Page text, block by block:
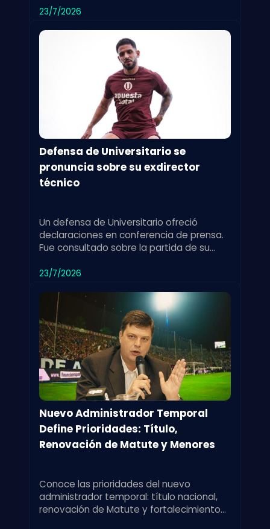
23/7/2026
Defensa de Universitario se
pronuncia sobre su exdirector
técnico
Un defensa de Universitario ofreció
declaraciones en conferencia de prensa.
Fue consultado sobre la partida de su
equipo.
23/7/2026
Nuevo Administrador Temporal
Define Prioridades: Título,
Renovación de Matute y Menores
Conoce las prioridades del nuevo
administrador temporal: título nacional,
renovación de Matute y fortalecimiento